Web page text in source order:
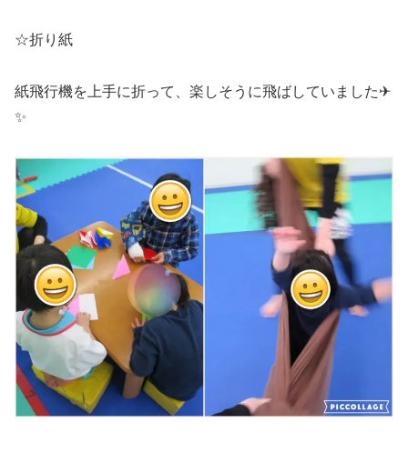
☆折り紙
紙飛行機を上手に折って、楽しそうに飛ばしていました✈
✨